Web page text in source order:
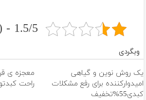
1.5/5 - (2 امتیاز)
وبگردی
یک روش نوین و گیاهی
امیدوارکننده برای رفع مشکلات
کبدی55%تخفیف
معجزه ی
راحت